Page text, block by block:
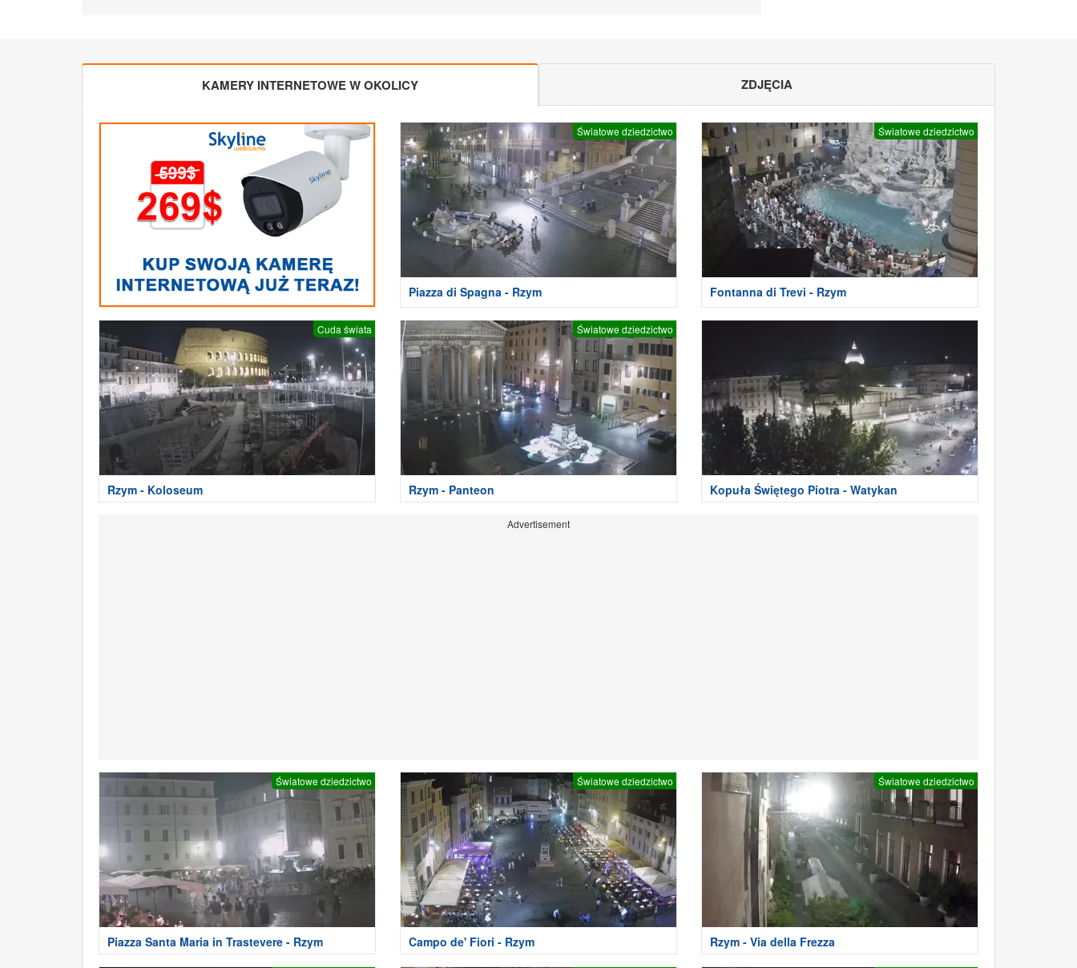
KAMERY INTERNETOWE W OKOLICY ZDJĘCIA
Światowe dziedzictwo
Piazza di Spagna - Rzym
Światowe dziedzictwo
Fontanna di Trevi - Rzym
Cuda świata
Rzym - Koloseum
Światowe dziedzictwo
Rzym - Panteon Kopuła Świętego Piotra - Watykan
Advertisement
Światowe dziedzictwo
Piazza Santa Maria in Trastevere - Rzym
Światowe dziedzictwo
Campo de' Fiori - Rzym
Światowe dziedzictwo
Rzym - Via della Frezza